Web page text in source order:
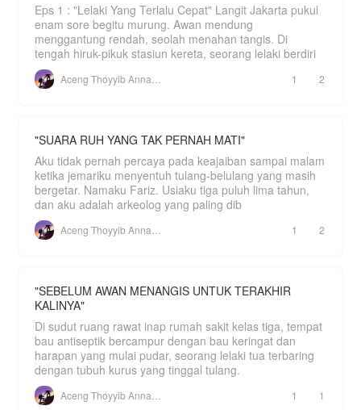
Eps 1 : "Lelaki Yang Terlalu Cepat" Langit Jakarta pukul
enam sore begitu murung. Awan mendung
menggantung rendah, seolah menahan tangis. Di
tengah hiruk-pikuk stasiun kereta, seorang lelaki berdiri
1 2
"SUARA RUH YANG TAK PERNAH MATI"
Aku tidak pernah percaya pada keajaiban sampai malam
ketika jemariku menyentuh tulang-belulang yang masih
bergetar. Namaku Fariz. Usiaku tiga puluh lima tahun,
dan aku adalah arkeolog yang paling dib
1 2
"SEBELUM AWAN MENANGIS UNTUK TERAKHIR
KALINYA"
Di sudut ruang rawat inap rumah sakit kelas tiga, tempat
bau antiseptik bercampur dengan bau keringat dan
harapan yang mulai pudar, seorang lelaki tua terbaring
dengan tubuh kurus yang tinggal tulang.
1 1